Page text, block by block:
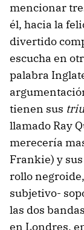
mencionar
él, hacia la
divertido
escucha en
palabra
tienen sus
llamado Ray
merecería
Frankie) y
rollo
subjetivo-
las dos
en Londres,